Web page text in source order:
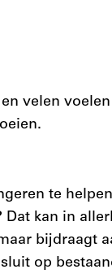
velen
te
kan in
bijdraagt
op